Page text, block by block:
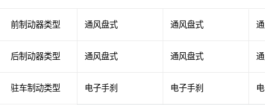
前制动器类型
后制动器类型
驻车制动类型
通风盘式 通风盘式
通风盘式 通风盘式
电子手刹 电子手刹